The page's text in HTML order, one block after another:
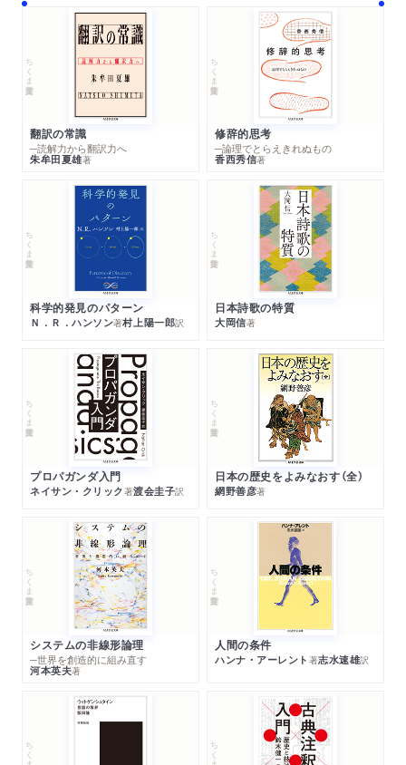
ちくま学芸文庫
翻訳の常識
─読解力から翻訳力へ
朱牟田夏雄著
ちくま学芸文庫
修辞的思考
─論理でとらえきれぬもの
香西秀信著
ちくま学芸文庫
科学的発見のパターン
Ｎ．Ｒ．ハンソン著村上陽一郎訳
ちくま学芸文庫
日本詩歌の特質
大岡信著
ちくま学芸文庫
プロパガンダ入門
ネイサン・クリック著渡会圭子訳
ちくま学芸文庫
日本の歴史をよみなおす（全）
網野善彦著
ちくま学芸文庫
システムの非線形論理
─世界を創造的に組み直す
河本英夫著
ちくま学芸文庫
人間の条件
ハンナ・アーレント 著志水速雄訳
ちくま学芸文庫 ちくま学芸文庫